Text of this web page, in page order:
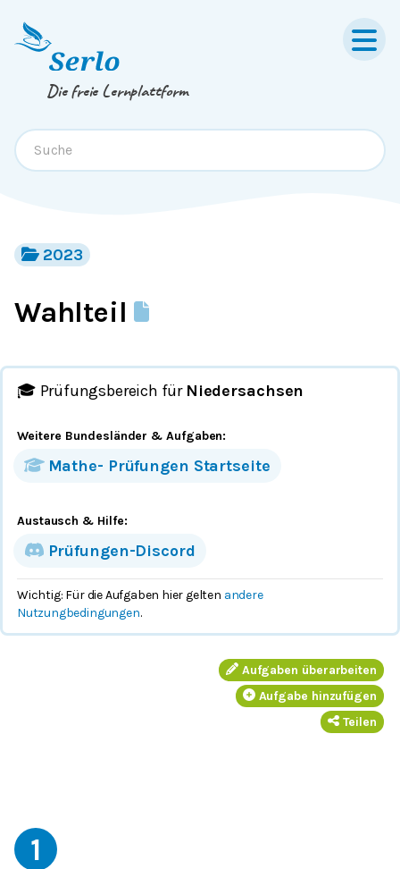
Springe zum
Die freie Lernplattform
2023
Wahlteil
🎓 Prüfungsbereich für Niedersachsen
Weitere Bundesländer & Aufgaben:
Mathe- Prüfungen Startseite
Austausch & Hilfe:
Prüfungen-Discord
Wichtig: Für die Aufgaben hier gelten andere
Nutzungbedingungen.
Aufgaben überarbeiten
Aufgabe hinzufügen
Teilen
1